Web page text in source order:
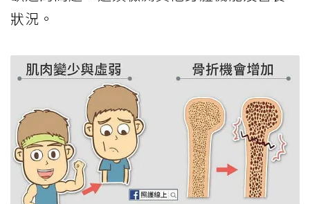
狀況。